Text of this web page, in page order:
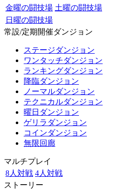
金曜の闘技場 土曜の闘技場
日曜の闘技場
常設/定期開催ダンジョン
ステージダンジョン
ワンタッチダンジョン
ランキングダンジョン
降臨ダンジョン
ノーマルダンジョン
テクニカルダンジョン
曜日ダンジョン
ゲリラダンジョン
コインダンジョン
無限回廊
マルチプレイ
8人対戦 4人対戦
ストーリー